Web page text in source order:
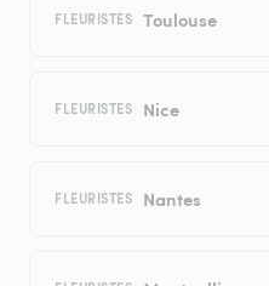
FLEURISTES Toulouse
FLEURISTES Nice
FLEURISTES Nantes